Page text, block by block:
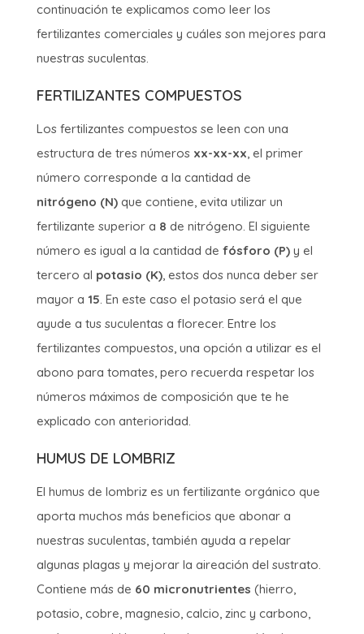
continuación te explicamos como leer los
fertilizantes comerciales y cuáles son mejores para
nuestras suculentas.
FERTILIZANTES COMPUESTOS
Los fertilizantes compuestos se leen con una
estructura de tres números xx-xx-xx, el primer
número corresponde a la cantidad de
nitrógeno (N)que contiene, evita utilizar un
fertilizante superior a 8 de nitrógeno. El siguiente
número es igual a la cantidad de fósforo (P)y el
tercero al potasio (K), estos dos nunca deber ser
mayor a 15. En este caso el potasio será el que
ayude a tus suculentas a florecer. Entre los
fertilizantes compuestos, una opción a utilizar es el
abono para tomates, pero recuerda respetar los
números máximos de composición que te he
explicado con anterioridad.
HUMUS DE LOMBRIZ
El humus de lombriz es un fertilizante orgánico que
aporta muchos más beneficios que abonar a
nuestras suculentas, también ayuda a repelar
algunas plagas y mejorar la aireación del sustrato.
Contiene más de 60 micronutrientes (hierro,
potasio, cobre, magnesio, calcio, zinc y carbono,